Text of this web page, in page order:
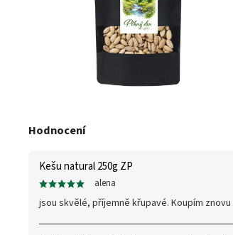
Hodnocení
Kešu natural 250g ZP
alena
jsou skvělé, příjemně křupavé. Koupím znovu